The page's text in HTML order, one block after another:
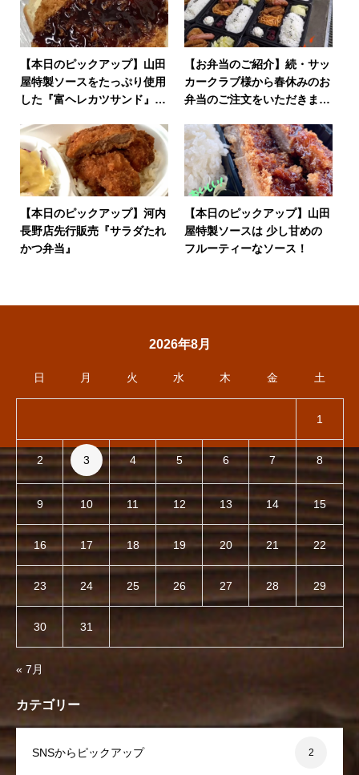
【本日のピックアップ】山田
屋特製ソースをたっぷり使用
した『富ヘレカツサンド』隠
しい
【お弁当のご紹介】続・サッ
カークラブ様から春休みのお
弁当のご注文をいただきまし
【本日のピックアップ】河内
長野店先行販売『サラダたれ
かつ弁当』
【本日のピックアップ】山田
屋特製ソースは 少し甘めの
フルーティーなソース！
2026年8月
日 月 火 水 木 金 土
1
2 3 4 5 6 7 8
9 10 11 12 13 14 15
16 17 18 19 20 21 22
23 24 25 26 27 28 29
30 31
« 7月
カテゴリー
SNSからピックアップ 2